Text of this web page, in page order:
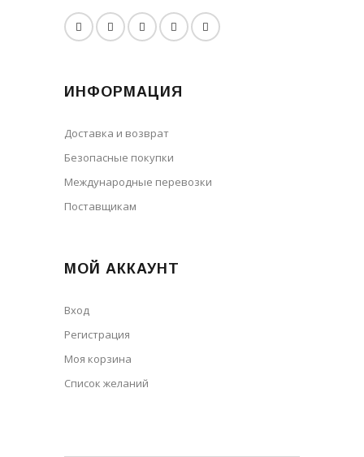
ИНФОРМАЦИЯ
Доставка и возврат
Безопасные покупки
Международные перевозки
Поставщикам
МОЙ АККАУНТ
Вход
Регистрация
Моя корзина
Cписок желаний